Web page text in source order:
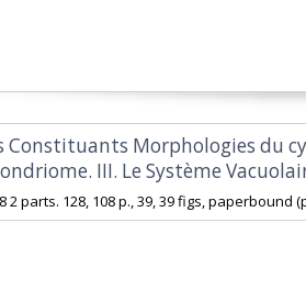
Constituants Morphologies du
III. Le Système
2 parts. 128, 108 p., 39, 39 figs, paperbound